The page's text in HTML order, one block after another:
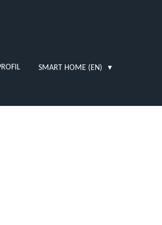
SMART HOME (EN)